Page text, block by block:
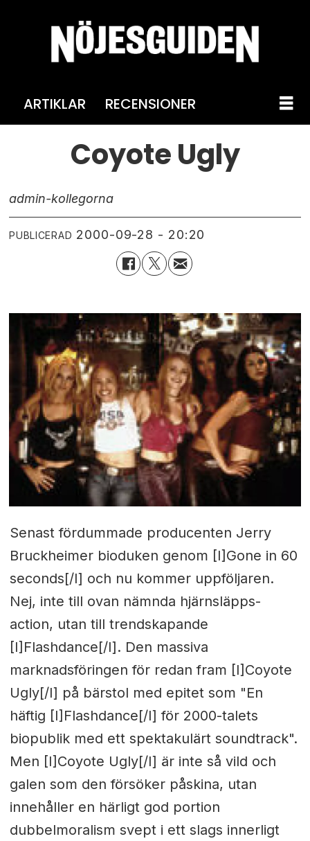
ARTIKLAR RECENSIONER
Coyote Ugly
admin-kollegorna
PUBLICERAD 2000-09-28 - 20:20
Senast fördummade producenten Jerry
Bruckheimer bioduken genom [I]Gone in 60
seconds[/I] och nu kommer uppföljaren.
Nej, inte till ovan nämnda hjärnsläpps-
action, utan till trendskapande
[I]Flashdance[/I]. Den massiva
marknadsföringen för redan fram [I]Coyote
Ugly[/I] på bärstol med epitet som "En
häftig [I]Flashdance[/I] för 2000-talets
biopublik med ett spektakulärt soundtrack".
Men [I]Coyote Ugly[/I] är inte så vild och
galen som den försöker påskina, utan
innehåller en härligt god portion
dubbelmoralism svept i ett slags innerligt